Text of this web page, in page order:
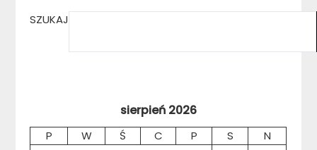
SZUKAJ
sierpień 2026
P W Ś C P S
N